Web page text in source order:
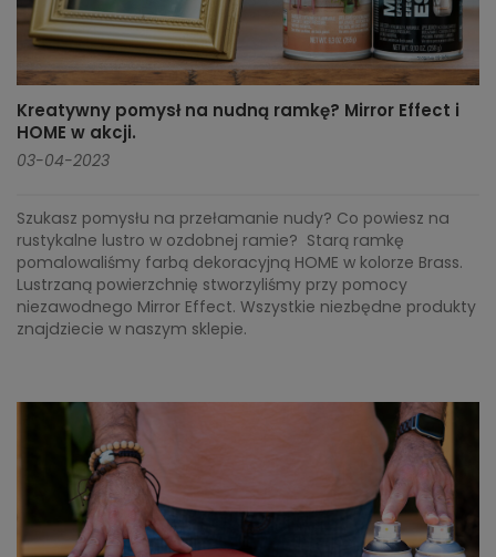
Kreatywny pomysł na nudną ramkę? Mirror Effect i
HOME w akcji.
03-04-2023
Szukasz pomysłu na przełamanie nudy? Co powiesz na
rustykalne lustro w ozdobnej ramie? Starą ramkę
pomalowaliśmy farbą dekoracyjną HOME w kolorze Brass.
Lustrzaną powierzchnię stworzyliśmy przy pomocy
niezawodnego Mirror Effect. Wszystkie niezbędne produkty
znajdziecie w naszym sklepie.